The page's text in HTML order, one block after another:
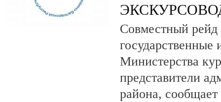
Совместный рейд
государственные
Министерства
представители
района,